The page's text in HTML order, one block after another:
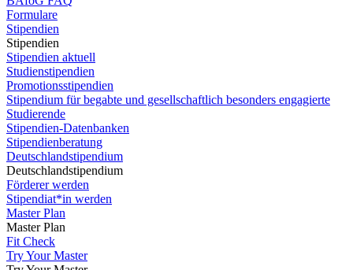
Formulare
Stipendien
Stipendien
Stipendien aktuell
Studienstipendien
Promotionsstipendien
Stipendium für begabte und gesellschaftlich besonders engagierte
Studierende
Stipendien-Datenbanken
Stipendienberatung
Deutschlandstipendium
Deutschlandstipendium
Förderer werden
Stipendiat*in werden
Master Plan
Master Plan
Fit Check
Try Your Master